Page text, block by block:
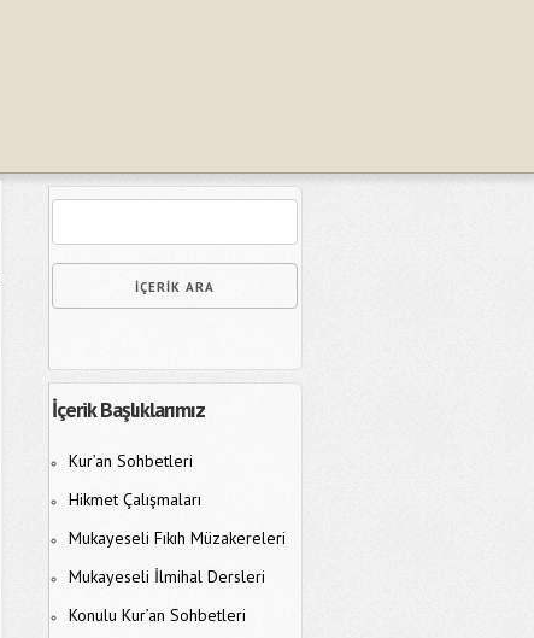
İçerik Başlıklarımız
Kur’an Sohbetleri
Hikmet Çalışmaları
Mukayeseli Fıkıh Müzakereleri
Mukayeseli İlmihal Dersleri
Konulu Kur’an Sohbetleri